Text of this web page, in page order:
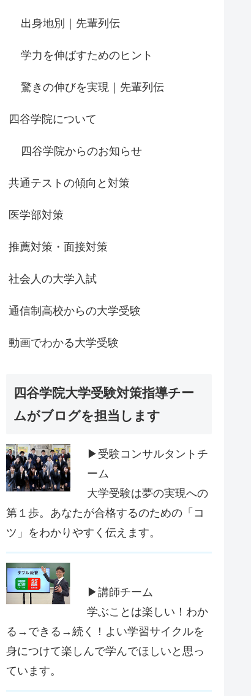
出身地別｜先輩列伝
学力を伸ばすためのヒント
驚きの伸びを実現｜先輩列伝
四谷学院について
四谷学院からのお知らせ
共通テストの傾向と対策
医学部対策
推薦対策・面接対策
社会人の大学入試
通信制高校からの大学受験
動画でわかる大学受験
四谷学院大学受験対策指導チー
ムがブログを担当します
▶受験コンサルタントチ
ーム
大学受験は夢の実現への
第１歩。あなたが合格するのための「コ
ツ」をわかりやすく伝えます。
▶講師チーム
学ぶことは楽しい！わか
る→できる→続く！よい学習サイクルを
身につけて楽しんで学んでほしいと思っ
ています。